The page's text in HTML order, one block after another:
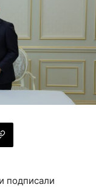
подписали